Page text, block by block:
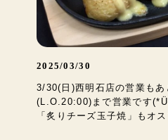
2025/03/30
3/30(日)西明石店の営業も
(L.O.20:00)まで営業です
「炙りチーズ玉子焼」もオ